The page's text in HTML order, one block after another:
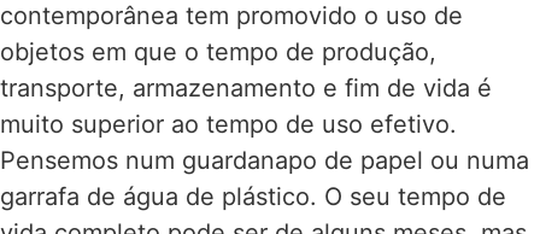
contemporânea tem promovido o uso de
objetos em que o tempo de produção,
transporte, armazenamento e fim de vida é
muito superior ao tempo de uso efetivo.
Pensemos num guardanapo de papel ou numa
garrafa de água de plástico. O seu tempo de